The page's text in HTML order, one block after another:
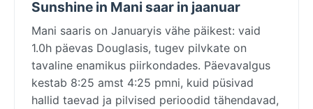
Sunshine in Mani saar in jaanuar
Mani saaris on Januaryis vähe päikest: vaid
1.0h päevas Douglasis, tugev pilvkate on
tavaline enamikus piirkondades. Päevavalgus
kestab 8:25 amst 4:25 pmni, kuid püsivad
hallid taevad ja pilvised perioodid tähendavad,